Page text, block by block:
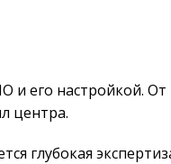
и его настройкой. От
центра.
глубокая